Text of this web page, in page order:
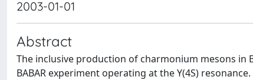
2003-01-01
Abstract
The inclusive production of charmonium mesons in
BABAR experiment operating at the Y(4S)